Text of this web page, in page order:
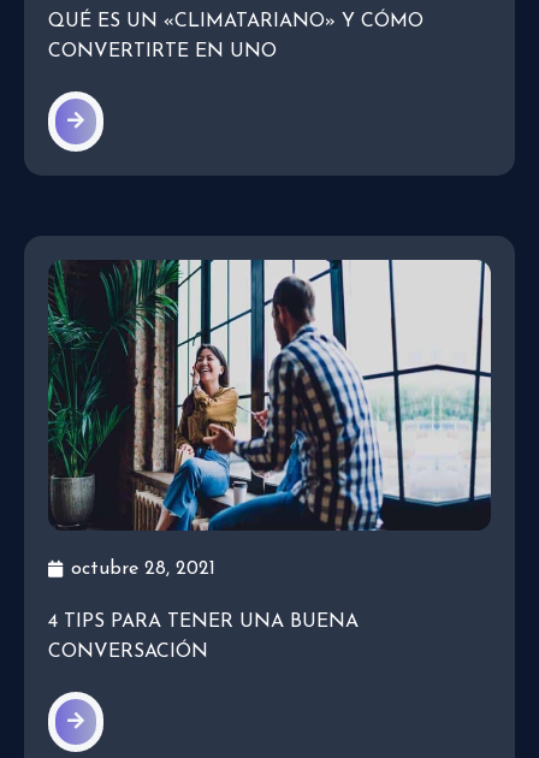
QUÉ ES UN «CLIMATARIANO» Y CÓMO
CONVERTIRTE EN UNO
octubre 28, 2021
4 TIPS PARA TENER UNA BUENA
CONVERSACIÓN